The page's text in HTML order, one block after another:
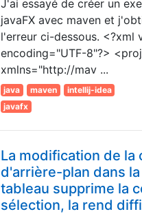
J'ai essayé de créer un
javaFX avec maven et
l'erreur ci-dessous. <?xml
encoding="UTF-8"?>
xmlns="http://mav ...
java maven
intellij-idea
javafx
La modification de la
d'arrière-plan dans
tableau supprime la
sélection, la rend